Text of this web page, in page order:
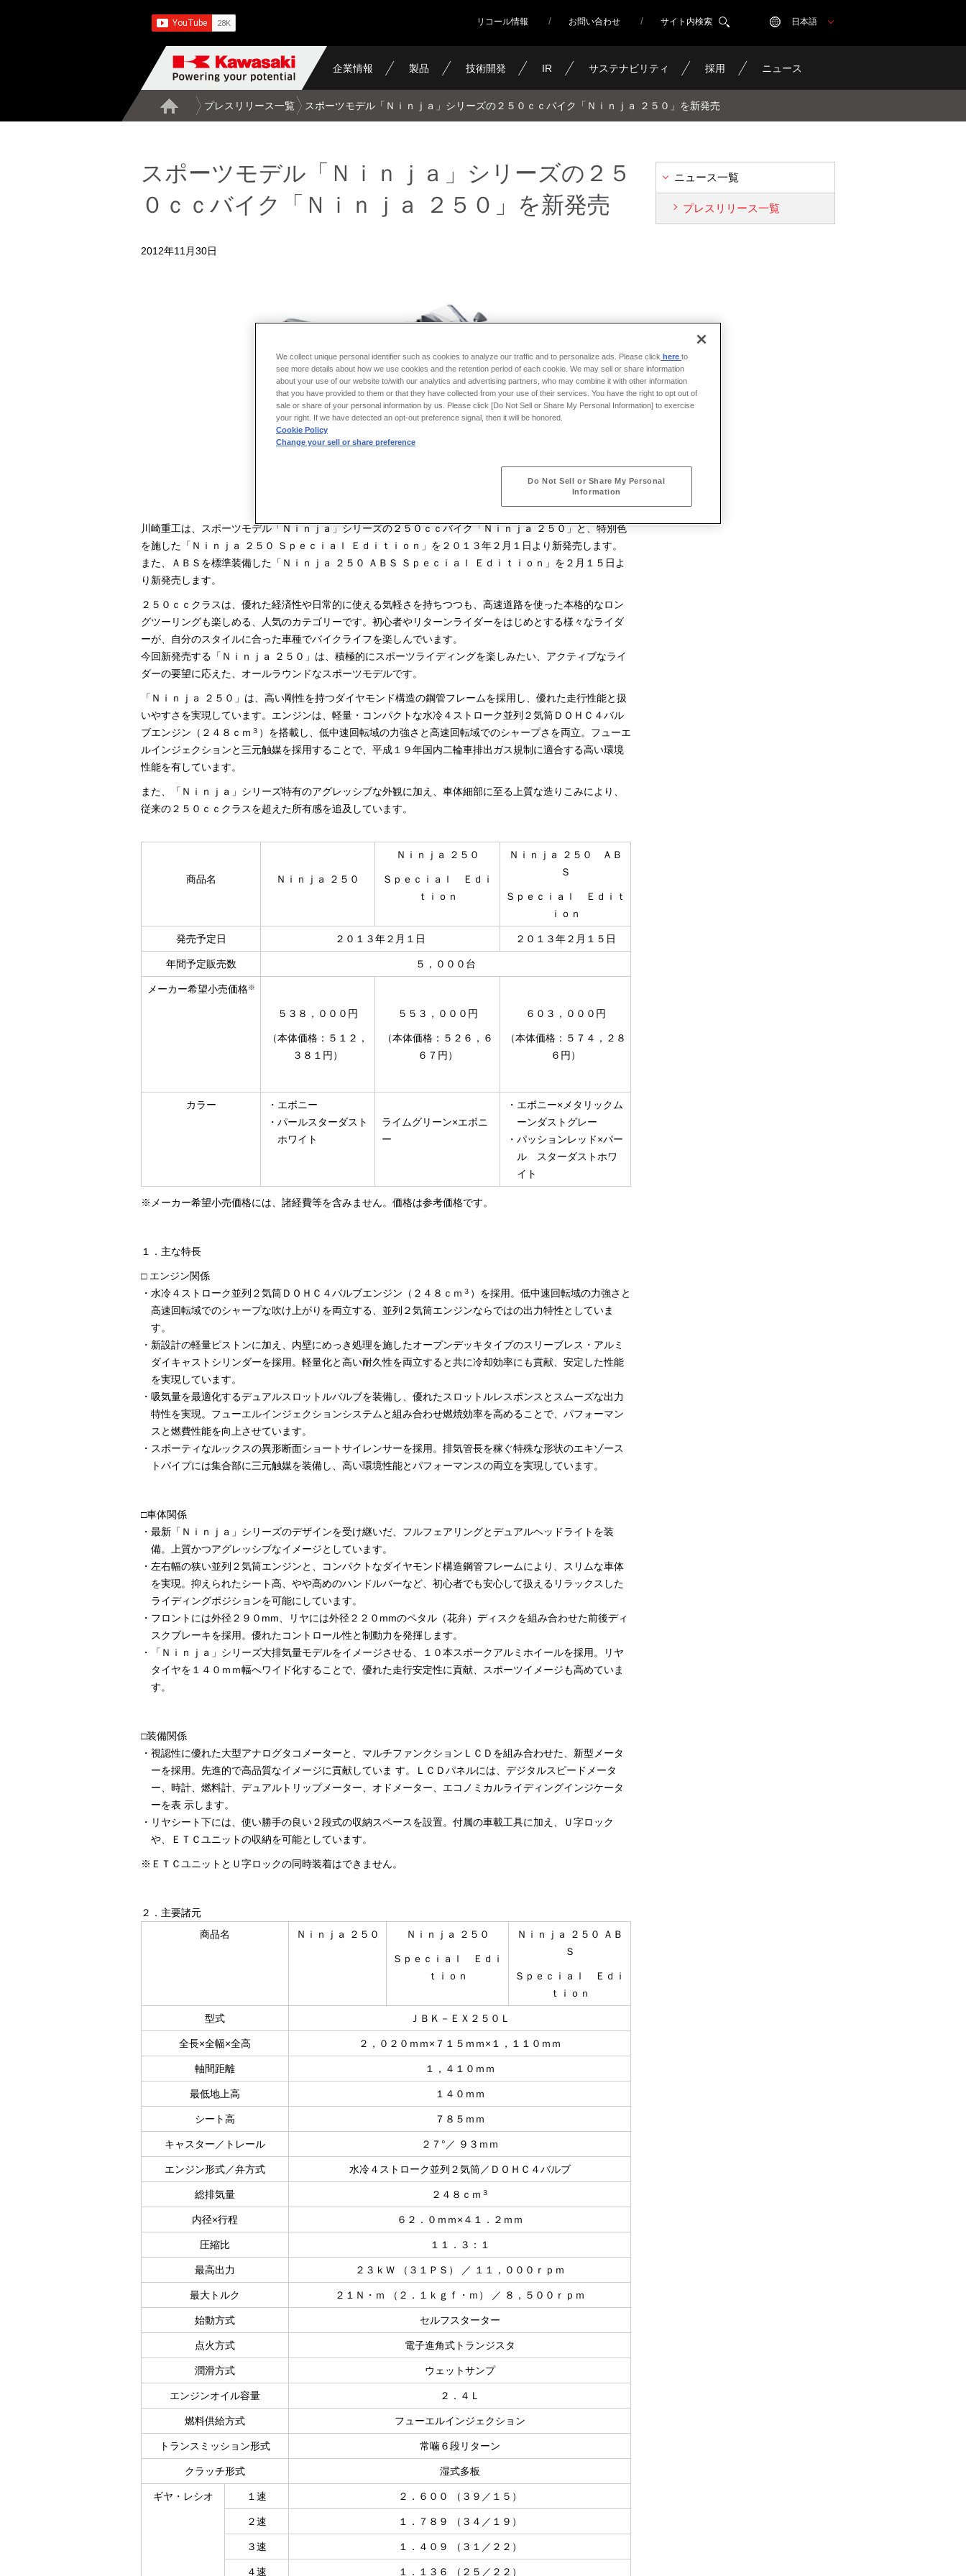
リコール情報 お問い合わせ サイト内検索 日本語
企業情報 製品 技術開発 IR サステナビリティ 採用 ニュース
プレスリリース一覧 スポーツモデル「Ｎｉｎｊａ」シリーズの２５０ｃｃバイク「Ｎｉｎｊａ ２５０」を新発売
スポーツモデル「Ｎｉｎｊａ」シリーズの２５
０ｃｃバイク「Ｎｉｎｊａ ２５０」を新発売
2012年11月30日
川崎重工は、スポーツモデル「Ｎｉｎｊａ」シリーズの２５０ｃｃバイク「Ｎｉｎｊａ ２５０」と、特別色
を施した「Ｎｉｎｊａ ２５０ Ｓｐｅｃｉａｌ Ｅｄｉｔｉｏｎ」を２０１３年２月１日より新発売します。
また、ＡＢＳを標準装備した「Ｎｉｎｊａ ２５０ ＡＢＳ Ｓｐｅｃｉａｌ Ｅｄｉｔｉｏｎ」を２月１５日よ
り新発売します。
２５０ｃｃクラスは、優れた経済性や日常的に使える気軽さを持ちつつも、高速道路を使った本格的なロン
グツーリングも楽しめる、人気のカテゴリーです。初心者やリターンライダーをはじめとする様々なライダ
ーが、自分のスタイルに合った車種でバイクライフを楽しんでいます。
今回新発売する「Ｎｉｎｊａ ２５０」は、積極的にスポーツライディングを楽しみたい、アクティブなライ
ダーの要望に応えた、オールラウンドなスポーツモデルです。
「Ｎｉｎｊａ ２５０」は、高い剛性を持つダイヤモンド構造の鋼管フレームを採用し、優れた走行性能と扱
いやすさを実現しています。エンジンは、軽量・コンパクトな水冷４ストローク並列２気筒ＤＯＨＣ４バル
ブエンジン（２４８ｃｍ ３ ）を搭載し、低中速回転域の力強さと高速回転域でのシャープさを両立。フューエ
ルインジェクションと三元触媒を採用することで、平成１９年国内二輪車排出ガス規制に適合する高い環境
性能を有しています。
また、「Ｎｉｎｊａ」シリーズ特有のアグレッシブな外観に加え、車体細部に至る上質な造りこみにより、
従来の２５０ｃｃクラスを超えた所有感を追及しています。
商品名 Ｎｉｎｊａ ２５０
Ｎｉｎｊａ ２５０
Ｓｐｅｃｉａｌ Ｅｄｉ
ｔｉｏｎ
Ｎｉｎｊａ ２５０ ＡＢ
Ｓ
Ｓｐｅｃｉａｌ Ｅｄｉｔ
ｉｏｎ
発売予定日 ２０１３年２月１日 ２０１３年２月１５日
年間予定販売数 ５，０００台
メーカー希望小売価格※
５３８，０００円
（本体価格：５１２，
３８１円）
５５３，０００円
（本体価格：５２６，６
６７円）
６０３，０００円
（本体価格：５７４，２８
６円）
カラー ・ エボニー
・ パールスターダスト
ホワイト
ライムグリーン×エボニ
ー
・ エボニー×メタリックム
ーンダストグレー
・ パッションレッド×パー
ル スターダストホワ
イト
※メーカー希望小売価格には、諸経費等を含みません。価格は参考価格です。
１．主な特長
□ エンジン関係
・ 水冷４ストローク並列２気筒ＤＯＨＣ４バルブエンジン（２４８ｃｍ ３ ）を採用。低中速回転域の力強さと
高速回転域でのシャープな吹け上がりを両立する、並列２気筒エンジンならではの出力特性としていま
す。
・ 新設計の軽量ピストンに加え、内壁にめっき処理を施したオープンデッキタイプのスリーブレス・アルミ
ダイキャストシリンダーを採用。軽量化と高い耐久性を両立すると共に冷却効率にも貢献、安定した性能
を実現しています。
・ 吸気量を最適化するデュアルスロットルバルブを装備し、優れたスロットルレスポンスとスムーズな出力
特性を実現。フューエルインジェクションシステムと組み合わせ燃焼効率を高めることで、パフォーマン
スと燃費性能を向上させています。
・ スポーティなルックスの異形断面ショートサイレンサーを採用。排気管長を稼ぐ特殊な形状のエキゾース
トパイプには集合部に三元触媒を装備し、高い環境性能とパフォーマンスの両立を実現しています。
□車体関係
・ 最新「Ｎｉｎｊａ」シリーズのデザインを受け継いだ、フルフェアリングとデュアルヘッドライトを装
備。上質かつアグレッシブなイメージとしています。
・ 左右幅の狭い並列２気筒エンジンと、コンパクトなダイヤモンド構造鋼管フレームにより、スリムな車体
を実現。抑えられたシート高、やや高めのハンドルバーなど、初心者でも安心して扱えるリラックスした
ライディングポジションを可能にしています。
・ フロントには外径２９０mm、リヤには外径２２０mmのペタル（花弁）ディスクを組み合わせた前後ディ
スクブレーキを採用。優れたコントロール性と制動力を発揮します。
・
「Ｎｉｎｊａ」シリーズ大排気量モデルをイメージさせる、１０本スポークアルミホイールを採用。リヤ
タイヤを１４０ｍｍ幅へワイド化することで、優れた走行安定性に貢献、スポーツイメージも高めていま
す。
□装備関係
・ 視認性に優れた大型アナログタコメーターと、マルチファンクションＬＣＤを組み合わせた、新型メータ
ーを採用。先進的で高品質なイメージに貢献していま す。ＬＣＤパネルには、デジタルスピードメータ
ー、時計、燃料計、デュアルトリップメーター、オドメーター、エコノミカルライディングインジケータ
ーを表 示します。
・ リヤシート下には、使い勝手の良い２段式の収納スペースを設置。付属の車載工具に加え、Ｕ字ロック
や、ＥＴＣユニットの収納を可能としています。
※ＥＴＣユニットとＵ字ロックの同時装着はできません。
２．主要諸元
商品名
Ｎｉｎｊａ ２５０ Ｎｉｎｊａ ２５０
Ｓｐｅｃｉａｌ Ｅｄｉ
ｔｉｏｎ
Ｎｉｎｊａ ２５０ ＡＢ
Ｓ
Ｓｐｅｃｉａｌ Ｅｄｉ
ｔｉｏｎ
型式 ＪＢＫ－ＥＸ２５０Ｌ
全長×全幅×全高 ２，０２０ｍｍ×７１５ｍｍ×１，１１０ｍｍ
軸間距離 １，４１０ｍｍ
最低地上高 １４０ｍｍ
シート高 ７８５ｍｍ
キャスター／トレール ２７°／ ９３ｍｍ
エンジン形式／弁方式 水冷４ストローク並列２気筒／ＤＯＨＣ４バルブ
総排気量 ２４８ｃｍ ３
内径×行程 ６２．０ｍｍ×４１．２ｍｍ
圧縮比 １１．３：１
最高出力 ２３ｋＷ （３１ＰＳ） ／ １１，０００ｒｐｍ
最大トルク ２１Ｎ・ｍ （２．１ｋｇｆ・ｍ） ／ ８，５００ｒｐｍ
始動方式 セルフスターター
点火方式 電子進角式トランジスタ
潤滑方式 ウェットサンプ
エンジンオイル容量 ２．４Ｌ
燃料供給方式 フューエルインジェクション
トランスミッション形式 常噛６段リターン
クラッチ形式 湿式多板
ギヤ・レシオ １速 ２．６００ （３９／１５）
２速 １．７８９ （３４／１９）
３速 １．４０９ （３１／２２）
４速 １．１３６ （２５／２２）
ニュース一覧
プレスリリース一覧
We collect unique personal identifier such as cookies to analyze our traffic and to personalize ads. Please click here to
see more details about how we use cookies and the retention period of each cookie. We may sell or share information
about your use of our website to/with our analytics and advertising partners, who may combine it with other information
that you have provided to them or that they have collected from your use of their services. You have the right to opt out of
sale or share of your personal information by us. Please click [Do Not Sell or Share My Personal Information] to exercise
your right. If we have detected an opt-out preference signal, then it will be honored.
Cookie Policy
Change your sell or share preference
Do Not Sell or Share My Personal
Information